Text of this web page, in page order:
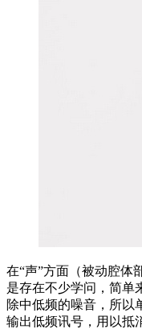
在“声”方面（被动腔体
是存在不少学问，简单
除中低频的噪音，所以
输出低频讯号，用以抵